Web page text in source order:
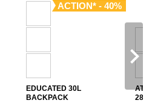
ACTION* - 40%
EDUCATED 30L
BACKPACK
28L
navigate_next